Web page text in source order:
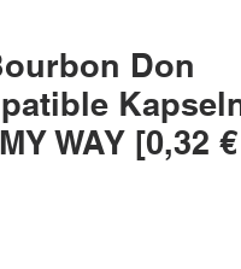
Don
WAY [0,32